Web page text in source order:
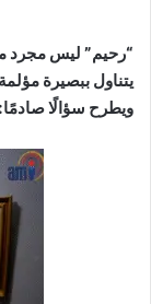
“رحيم” ليس مجرد
يتناول ببصيرة
ويطرح سؤالًا